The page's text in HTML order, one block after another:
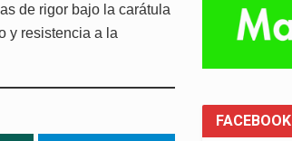
de rigor bajo la carátula
y resistencia a la
FACEBOOK